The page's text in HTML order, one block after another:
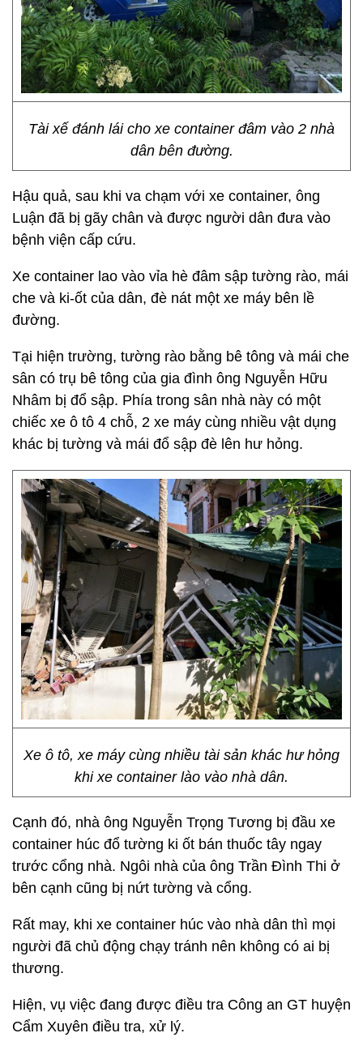
Tài xế đánh lái cho xe container đâm vào 2 nhà
dân bên đường.
Hậu quả, sau khi va chạm với xe container, ông
Luận đã bị gãy chân và được người dân đưa vào
bệnh viện cấp cứu.
Xe container lao vào vỉa hè đâm sập tường rào, mái
che và ki-ốt của dân, đè nát một xe máy bên lề
đường.
Tại hiện trường, tường rào bằng bê tông và mái che
sân có trụ bê tông của gia đình ông Nguyễn Hữu
Nhâm bị đổ sập. Phía trong sân nhà này có một
chiếc xe ô tô 4 chỗ, 2 xe máy cùng nhiều vật dụng
khác bị tường và mái đổ sập đè lên hư hỏng.
Xe ô tô, xe máy cùng nhiều tài sản khác hư hỏng
khi xe container lào vào nhà dân.
Cạnh đó, nhà ông Nguyễn Trọng Tương bị đầu xe
container húc đổ tường ki ốt bán thuốc tây ngay
trước cổng nhà. Ngôi nhà của ông Trần Đình Thi ở
bên cạnh cũng bị nứt tường và cổng.
Rất may, khi xe container húc vào nhà dân thì mọi
người đã chủ động chạy tránh nên không có ai bị
thương.
Hiện, vụ việc đang được điều tra Công an GT huyện
Cẩm Xuyên điều tra, xử lý.